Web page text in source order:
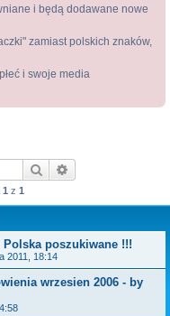
i będą dodawane nowe
zamiast polskich znaków,
i swoje media
Szukaj
1 z 1
poszukiwane !!!
2011, 18:14
wrzesien 2006 - by